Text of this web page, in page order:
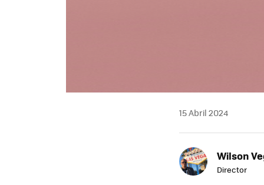
15 Abril 2024
Wilson
Director